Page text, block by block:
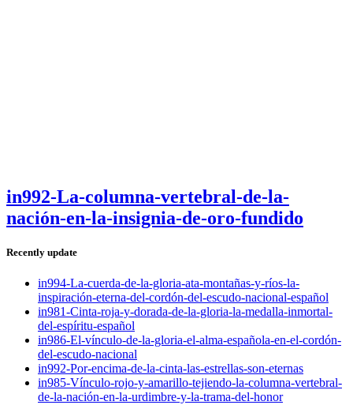
in992-La-columna-vertebral-de-la-
nación-en-la-insignia-de-oro-fundido
Recently update
in994-La-cuerda-de-la-gloria-ata-montañas-y-ríos-la-
inspiración-eterna-del-cordón-del-escudo-nacional-español
in981-Cinta-roja-y-dorada-de-la-gloria-la-medalla-inmortal-
del-espíritu-español
in986-El-vínculo-de-la-gloria-el-alma-española-en-el-cordón-
del-escudo-nacional
in992-Por-encima-de-la-cinta-las-estrellas-son-eternas
in985-Vínculo-rojo-y-amarillo-tejiendo-la-columna-vertebral-
de-la-nación-en-la-urdimbre-y-la-trama-del-honor